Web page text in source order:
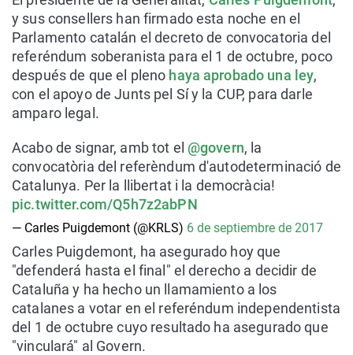
y sus consellers han firmado esta noche en el
Parlamento catalán el decreto de convocatoria del
referéndum soberanista para el 1 de octubre, poco
después de que el pleno haya aprobado una ley,
con el apoyo de Junts pel Sí y la CUP, para darle
amparo legal.
Acabo de signar, amb tot el @govern, la
convocatòria del referèndum d'autodeterminació de
Catalunya. Per la llibertat i la democràcia!
pic.twitter.com/Q5h7z2abPN
— Carles Puigdemont (@KRLS) 6 de septiembre de 2017
Carles Puigdemont, ha asegurado hoy que
"defenderá hasta el final" el derecho a decidir de
Cataluña y ha hecho un llamamiento a los
catalanes a votar en el referéndum independentista
del 1 de octubre cuyo resultado ha asegurado que
"vinculará" al Govern.